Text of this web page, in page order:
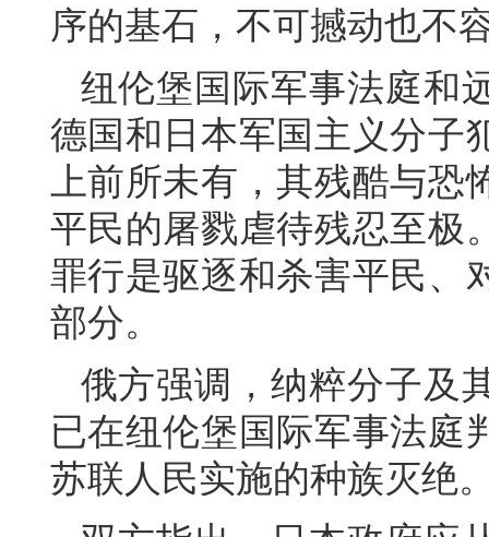
序的基石，不可撼动也不
纽伦堡国际军事法庭和
德国和日本军国主义分子
上前所未有，其残酷与
平民的屠戮虐待残忍至极
罪行是驱逐和杀害平民、
部分。
俄方强调，纳粹分子及
已在纽伦堡国际军事法庭
苏联人民实施的种族灭绝